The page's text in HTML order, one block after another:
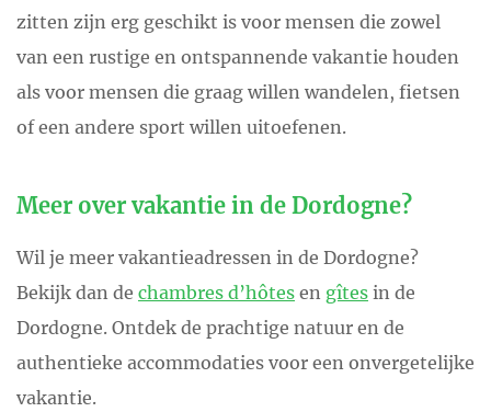
zitten zijn erg geschikt is voor mensen die zowel
van een rustige en ontspannende vakantie houden
als voor mensen die graag willen wandelen, fietsen
of een andere sport willen uitoefenen.
Meer over vakantie in de Dordogne?
Wil je meer vakantieadressen in de Dordogne?
Bekijk dan de chambres d’hôtes en gîtes in de
Dordogne. Ontdek de prachtige natuur en de
authentieke accommodaties voor een onvergetelijke
vakantie.